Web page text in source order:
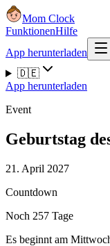
Mom Clock
FunktionenHilfe
App herunterladen
🇩🇪
App herunterladen
Event
Geburtstag
21. April 2027
Countdown
Noch 257 Tage
Es beginnt am